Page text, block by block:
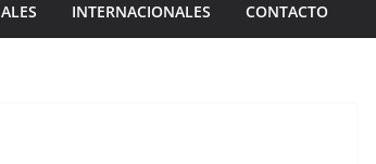
INTERNACIONALES CONTACTO